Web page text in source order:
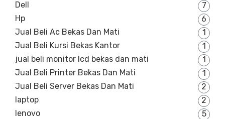
Dell
7
Hp
6
Jual Beli Ac Bekas Dan Mati
1
Jual Beli Kursi Bekas Kantor
1
jual beli monitor lcd bekas dan mati
1
Jual Beli Printer Bekas Dan Mati
1
Jual Beli Server Bekas Dan Mati
2
laptop
2
lenovo
5